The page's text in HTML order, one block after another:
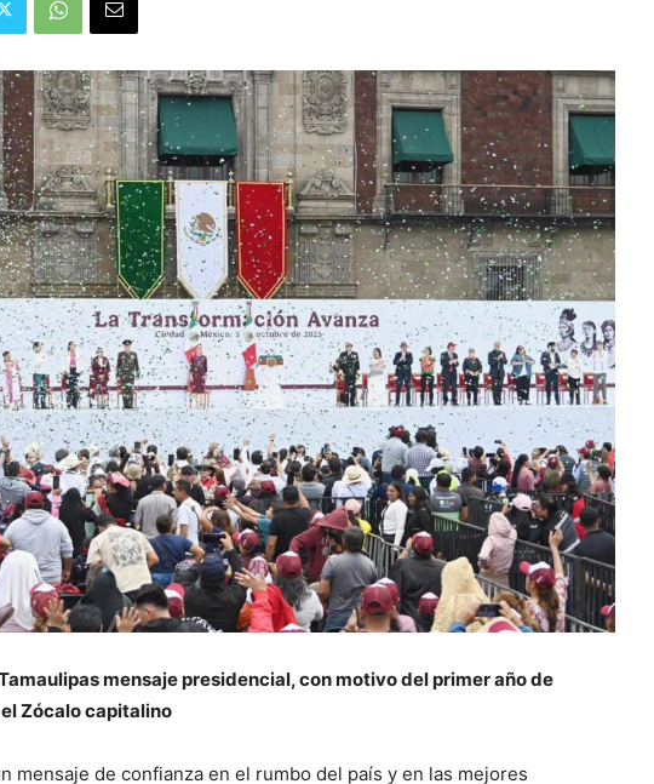
mensaje presidencial, con motivo del primer año de
Zócalo capitalino
mensaje de confianza en el rumbo del país y en las mejores